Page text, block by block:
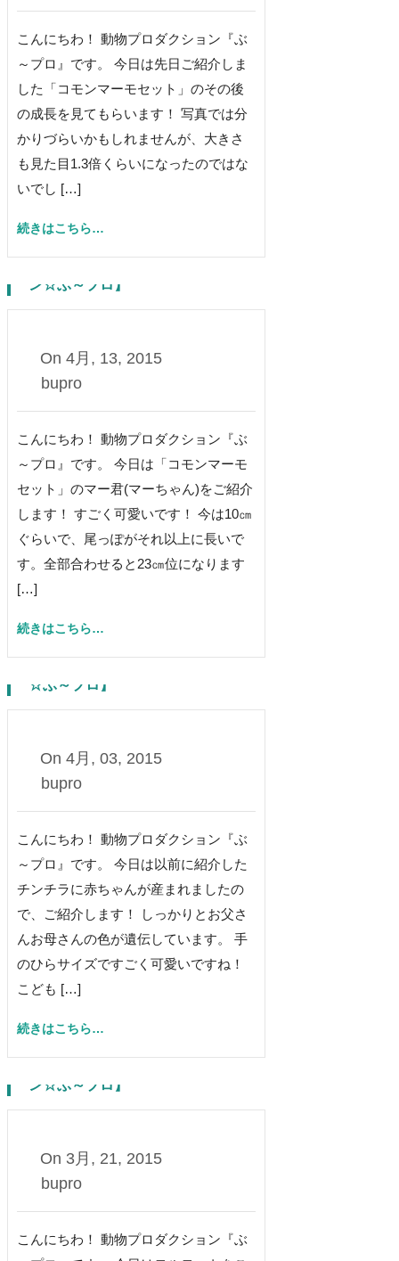
こんにちわ！ 動物プロダクション『ぶ
～プロ』です。 今日は先日ご紹介しま
した「コモンマーモセット」のその後
の成長を見てもらいます！ 写真では分
かりづらいかもしれませんが、大きさ
も見た目1.3倍くらいになったのではな
いでし […]
続きはこちら…
ポケットモンキー【動物プロダクショ
ン☆ぶ～プロ】
On 4月, 13, 2015
bupro
こんにちわ！ 動物プロダクション『ぶ
～プロ』です。 今日は「コモンマーモ
セット」のマー君(マーちゃん)をご紹介
します！ すごく可愛いです！ 今は10㎝
ぐらいで、尾っぽがそれ以上に長いで
す。全部合わせると23㎝位になります
[…]
続きはこちら…
小さなもふもふ【動物プロダクション
☆ぶ～プロ】
On 4月, 03, 2015
bupro
こんにちわ！ 動物プロダクション『ぶ
～プロ』です。 今日は以前に紹介した
チンチラに赤ちゃんが産まれましたの
で、ご紹介します！ しっかりとお父さ
んお母さんの色が遺伝しています。 手
のひらサイズですごく可愛いですね！
こども […]
続きはこちら…
モルモットの習性【動物プロダクショ
ン☆ぶ～プロ】
On 3月, 21, 2015
bupro
こんにちわ！ 動物プロダクション『ぶ